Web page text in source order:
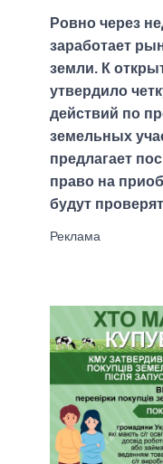
Ровно через
заработает
земли. К
утвердило
действий по
земельных
предлагает
право на
будут